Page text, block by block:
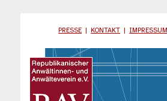
PRESSE KONTAKT |IMPRESSUM